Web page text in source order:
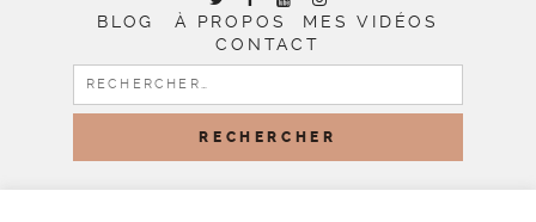
BLOG À PROPOS
MES VIDÉOS
CONTACT
RECHERCHER :